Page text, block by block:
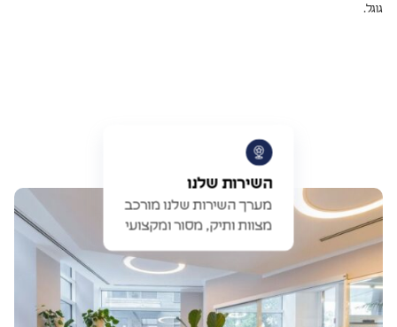
השירות שלנו
מערך השירות שלנו מורכב
מצוות ותיק, מסור ומקצועי
גוגל.